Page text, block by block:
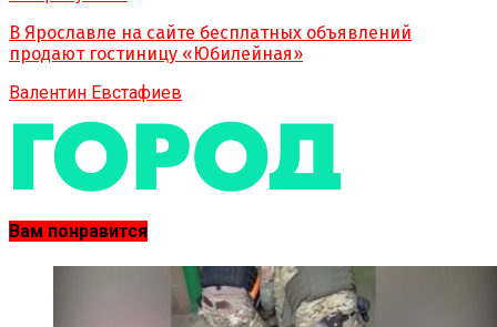
В Ярославле на сайте бесплатных объявлений
продают гостиницу «Юбилейная»
Валентин Евстафиев
Вам понравится